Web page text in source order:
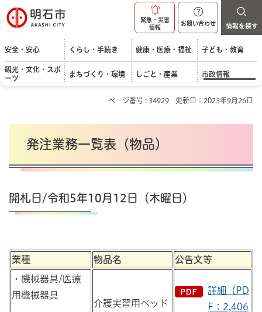
明石市
緊急・災害
情報
お問い合わせ 情報を探す
安全・安心 くらし・手続き 健康・医療・福祉 子ども・教育
観光・文化・スポ
ーツ
まちづくり・環境 しごと・産業 市政情報
ページ番号 : 34929 更新日：2023年9月26日
発注業務一覧表（物品）
開札日/令和5年10月12日（木曜日）
業種 物品名 公告文等
・機械器具/医療
用機械器具
介護実習用ベッド
詳細（PD
F：2,406